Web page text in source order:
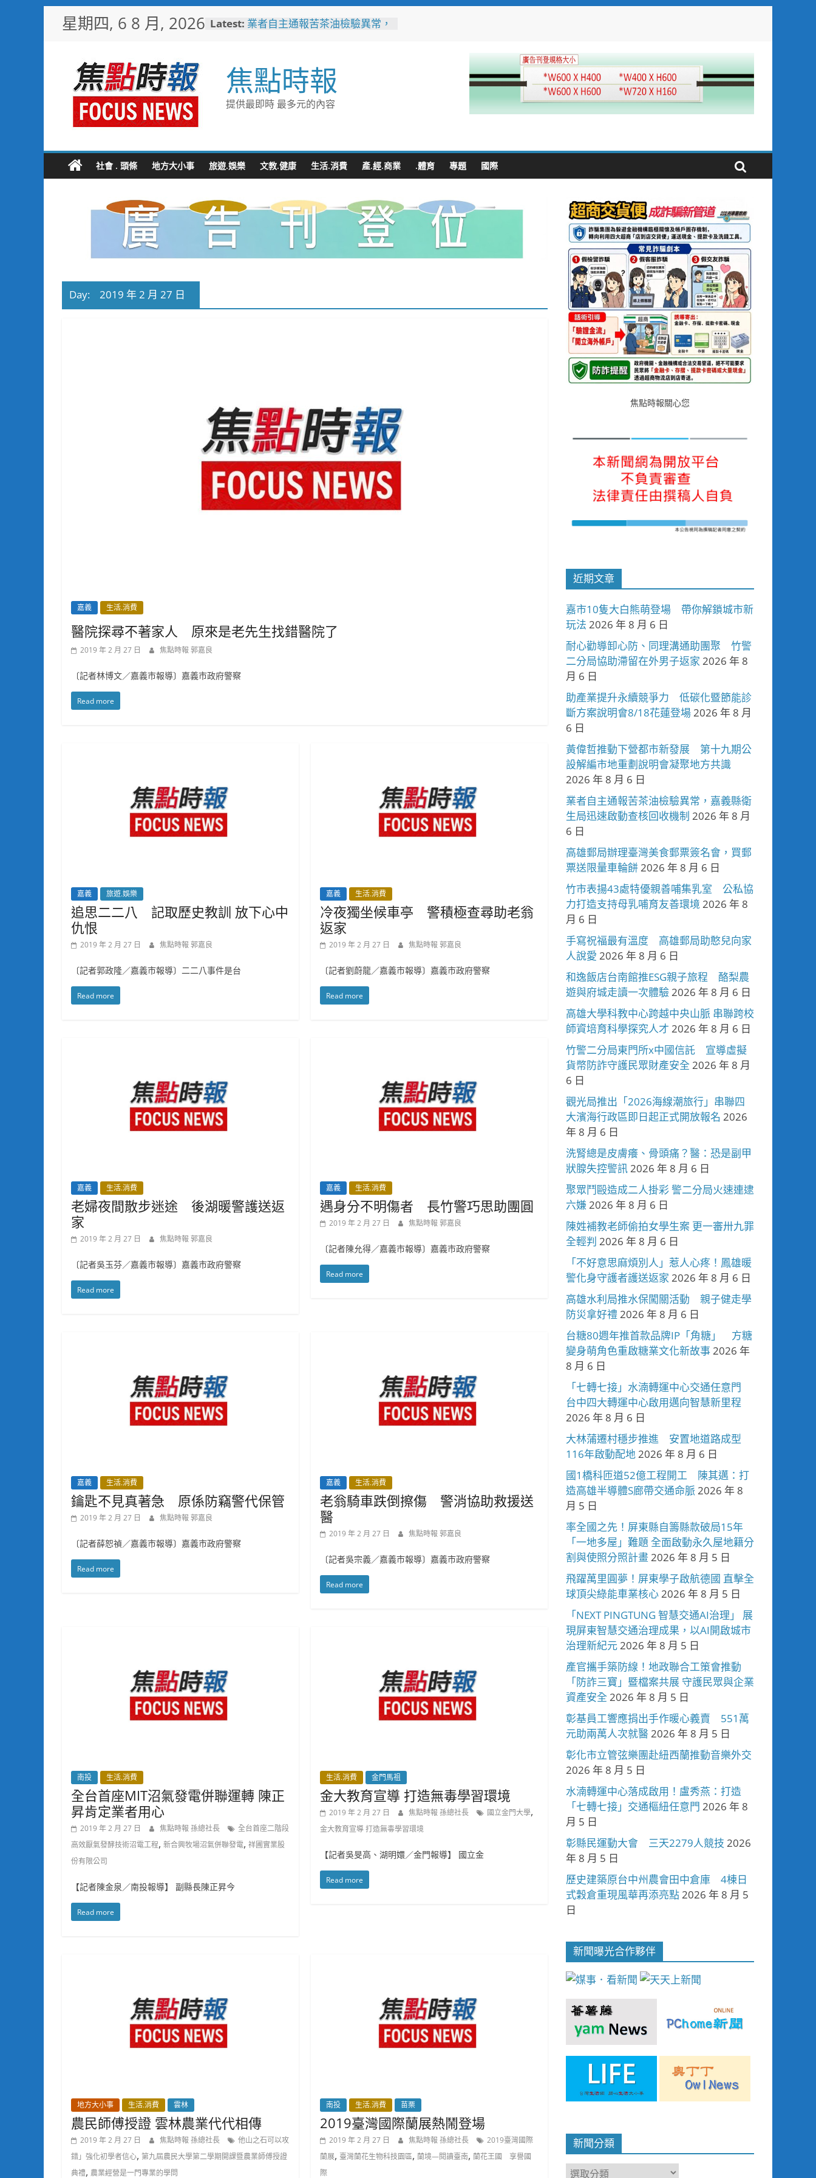
星期四, 6 8 月, 2026 Latest: 業者自主通報苦茶油檢驗異常，
解鎖城市新玩法
耐心勸導卸心防、同理溝通助團
聚 竹警二分局協助滯留在外男
子返家
黃偉哲推動下營都市新發展 第
十九期公設解編市地重劃說明會
凝聚地方共識
焦點時報
提供最即時 最多元的內容
社會 . 頭條 地方大小事 旅遊.娛樂 文教.健康 生活.消費 產.經.商業 .體育 專題 國際
Day: 2019 年 2 月 27 日
嘉義 生活.消費
醫院探尋不著家人 原來是老先生找錯醫院了
2019 年 2 月 27 日 焦點時報 郭嘉良
〔記者林博文／嘉義市報導〕嘉義市政府警察
Read more
嘉義 旅遊.娛樂
追思二二八 記取歷史教訓 放下心中
仇恨
2019 年 2 月 27 日 焦點時報 郭嘉良
〔記者郭政隆／嘉義市報導〕二二八事件是台
Read more
嘉義 生活.消費
冷夜獨坐候車亭 警積極查尋助老翁
返家
2019 年 2 月 27 日 焦點時報 郭嘉良
〔記者劉蔚龍／嘉義市報導〕嘉義市政府警察
Read more
嘉義 生活.消費
老婦夜間散步迷途 後湖暖警護送返
家
2019 年 2 月 27 日 焦點時報 郭嘉良
〔記者吳玉芬／嘉義市報導〕嘉義市政府警察
Read more
嘉義 生活.消費
遇身分不明傷者 長竹警巧思助團圓
2019 年 2 月 27 日 焦點時報 郭嘉良
〔記者陳允得／嘉義市報導〕嘉義市政府警察
Read more
嘉義 生活.消費
鑰匙不見真著急 原係防竊警代保管
2019 年 2 月 27 日 焦點時報 郭嘉良
〔記者薛恕禎／嘉義市報導〕嘉義市政府警察
Read more
嘉義 生活.消費
老翁騎車跌倒擦傷 警消協助救援送
醫
2019 年 2 月 27 日 焦點時報 郭嘉良
〔記者吳宗義／嘉義市報導〕嘉義市政府警察
Read more
南投 生活.消費
全台首座MIT沼氣發電併聯運轉 陳正
昇肯定業者用心
2019 年 2 月 27 日 焦點時報 孫總社長
全台首座二階段
高效厭氣發酵技術沼電工程, 新合興牧場沼氣併聯發電, 祥圃實業股
份有限公司
【記者陳金泉／南投報導】 副縣長陳正昇今
Read more
生活.消費 金門馬祖
金大教育宣導 打造無毒學習環境
2019 年 2 月 27 日 焦點時報 孫總社長 國立金門大學,
金大教育宣導 打造無毒學習環境
【記者吳旻高、湖明嬛／金門報導】 國立金
Read more
地方大小事 生活.消費 雲林
農民師傅授證 雲林農業代代相傳
2019 年 2 月 27 日 焦點時報 孫總社長
他山之石可以攻
錯」強化初學者信心, 第九屆農民大學第二學期開課暨農業師傅授證
典禮, 農業經營是一門專業的學問
南投 生活.消費 苗栗
2019臺灣國際蘭展熱鬧登場
2019 年 2 月 27 日 焦點時報 孫總社長
2019臺灣國際
蘭展, 臺灣蘭花生物科技園區,蘭境—閱讀臺南,蘭花王國 享譽國
際
焦點時報關心您
近期文章
嘉市10隻大白熊萌登場 帶你解鎖城市新
玩法 2026 年 8 月 6 日
耐心勸導卸心防、同理溝通助團聚 竹警
二分局協助滯留在外男子返家 2026 年 8
月 6 日
助產業提升永續競爭力 低碳化暨節能診
斷方案說明會8/18花蓮登場2026 年 8 月
6 日
黃偉哲推動下營都市新發展 第十九期公
設解編市地重劃說明會凝聚地方共識
2026 年 8 月 6 日
業者自主通報苦茶油檢驗異常，嘉義縣衛
生局迅速啟動查核回收機制 2026 年 8 月
6 日
高雄郵局辦理臺灣美食郵票簽名會，買郵
票送限量車輪餅2026 年 8 月 6 日
竹市表揚43處特優親善哺集乳室 公私協
力打造支持母乳哺育友善環境2026 年 8
月 6 日
手寫祝福最有溫度 高雄郵局助憨兒向家
人說愛 2026 年 8 月 6 日
和逸飯店台南館推ESG親子旅程 酪梨農
遊與府城走讀一次體驗2026 年 8 月 6 日
高雄大學科教中心跨越中央山脈 串聯跨校
師資培育科學探究人才 2026 年 8 月 6 日
竹警二分局東門所x中國信託 宣導虛擬
貨幣防詐守護民眾財產安全 2026 年 8 月
6 日
觀光局推出「2026海線潮旅行」串聯四
大濱海行政區即日起正式開放報名 2026
年 8 月 6 日
洗腎總是皮膚癢、骨頭痛？醫：恐是副甲
狀腺失控警訊2026 年 8 月 6 日
聚眾鬥毆造成二人掛彩 警二分局火速連逮
六嫌2026 年 8 月 6 日
陳姓補教老師偷拍女學生案 更一審卅九罪
全輕判 2026 年 8 月 6 日
「不好意思麻煩別人」惹人心疼！鳳雄暖
警化身守護者護送返家 2026 年 8 月 6 日
高雄水利局推水保闖關活動 親子健走學
防災拿好禮2026 年 8 月 6 日
台糖80週年推首款品牌IP「角糖」 方糖
變身萌角色重啟糖業文化新故事2026 年
8 月 6 日
「七轉七接」水湳轉運中心交通任意門
台中四大轉運中心啟用邁向智慧新里程
2026 年 8 月 6 日
大林蒲遷村穩步推進 安置地道路成型
116年啟動配地2026 年 8 月 6 日
國1橋科匝道52億工程開工 陳其邁：打
造高雄半導體S廊帶交通命脈2026 年 8
月 5 日
率全國之先！屏東縣自籌縣款破局15年
「一地多屋」難題 全面啟動永久屋地籍分
割與使照分照計畫2026 年 8 月 5 日
飛躍萬里圓夢！屏東學子啟航德國 直擊全
球頂尖綠能車業核心2026 年 8 月 5 日
「NEXT PINGTUNG 智慧交通AI治理」 展
現屏東智慧交通治理成果，以AI開啟城市
治理新紀元2026 年 8 月 5 日
產官攜手築防線！地政聯合工策會推動
「防詐三寶」暨檔案共展 守護民眾與企業
資產安全 2026 年 8 月 5 日
彰基員工響應捐出手作暖心義賣 551萬
元助兩萬人次就醫2026 年 8 月 5 日
彰化市立管弦樂團赴紐西蘭推動音樂外交
2026 年 8 月 5 日
水湳轉運中心落成啟用！盧秀燕：打造
「七轉七接」交通樞紐任意門 2026 年 8
月 5 日
彰縣民運動大會 三天2279人競技 2026
年 8 月 5 日
歷史建築原台中州農會田中倉庫 4棟日
式穀倉重現風華再添亮點2026 年 8 月 5
日
新聞曝光合作夥伴
新聞分類
新